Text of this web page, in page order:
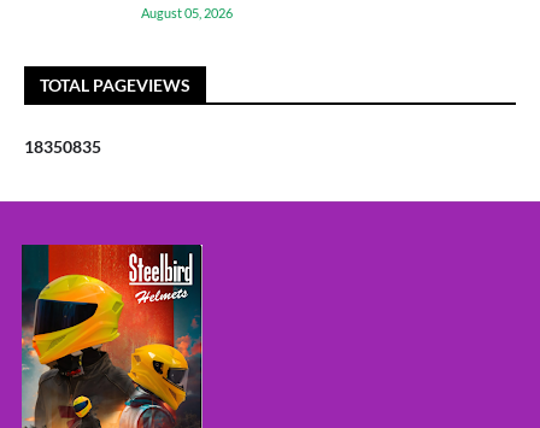
August 05, 2026
TOTAL PAGEVIEWS
18350835